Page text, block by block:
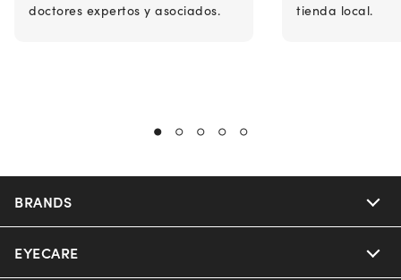
doctores expertos y asociados.
tienda local.
BRANDS
Nuance Audio
EYECARE